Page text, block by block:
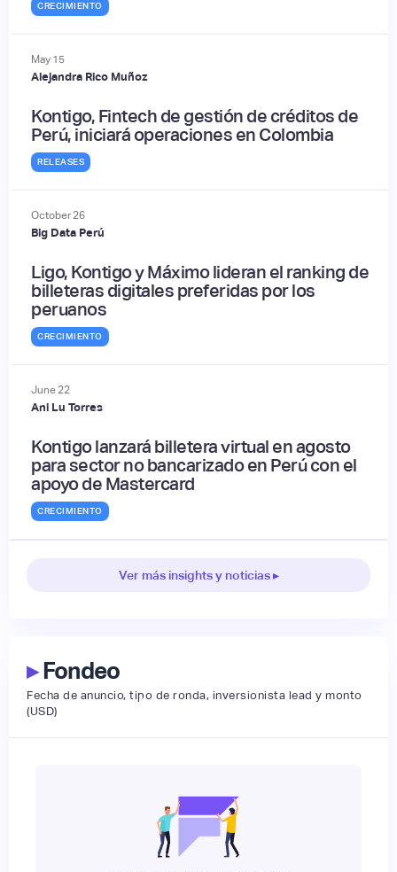
CRECIMIENTO
May 15
Alejandra Rico Muñoz
Kontigo, Fintech de gestión de créditos de
Perú, iniciará operaciones en Colombia
RELEASES
October26
Big Data Perú
Ligo, Kontigo y Máximo lideran el ranking de
billeteras digitales preferidas por los
peruanos
CRECIMIENTO
June22
Ani Lu Torres
Kontigo lanzará billetera virtual en agosto
para sector no bancarizado en Perú con el
apoyo de Mastercard
CRECIMIENTO
Ver más insights y noticias ▸
▸Fondeo
Fecha de anuncio, tipo de ronda, inversionista lead y monto
(USD)